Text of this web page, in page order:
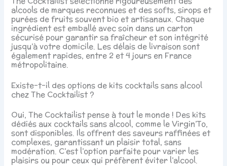
alcools de marques reconnues et des softs, sirops et
purées de fruits souvent bio et artisanaux. Chaque
ingrédient est emballé avec soin dans un carton
sécurisé pour garantir sa fraîcheur et son intégrité
jusqu’à votre domicile. Les délais de livraison sont
également rapides, entre 2 et 4 jours en France
métropolitaine.
Existe-t-il des options de kits cocktails sans alcool
chez The Cocktailist ?
Oui, The Cocktailist pense à tout le monde ! Des kits
dédiés aux cocktails sans alcool, comme le Virgin’To,
sont disponibles. Ils offrent des saveurs raffinées et
complexes, garantissant un plaisir total, sans
modération. C’est l’option parfaite pour varier les
plaisirs ou pour ceux qui préfèrent éviter l’alcool.